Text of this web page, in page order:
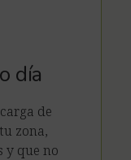
día
de
zona,
y que no